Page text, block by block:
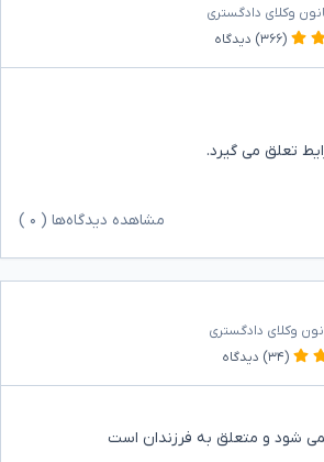
وکلای دادگستری
(۳۶۶) دیدگاه
تعلق می گیرد.
مشاهده دیدگاه‌ها ( ۰
وکلای دادگستری
(۳۴) دیدگاه
شود و متعلق به فرزندان است